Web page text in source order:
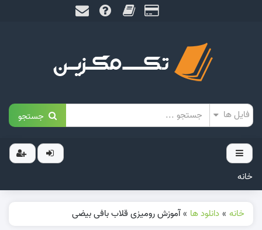
جستجو
خانه
خانه » دانلود ها » آموزش رومیزی قلاب بافی بیضی